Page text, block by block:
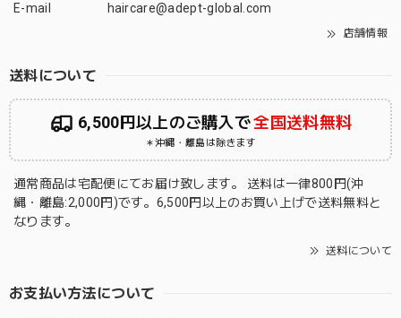
E-mail
haircare@adept-global.com
店舗情報
送料について
6,500円以上のご購入で全国送料無料
＊沖縄・離島は除きます
通常商品は宅配便にてお届け致します。 送料は一律800円(沖
縄・離島:2,000円)です。6,500円以上のお買い上げで送料無料と
なります。
送料について
お支払い方法について